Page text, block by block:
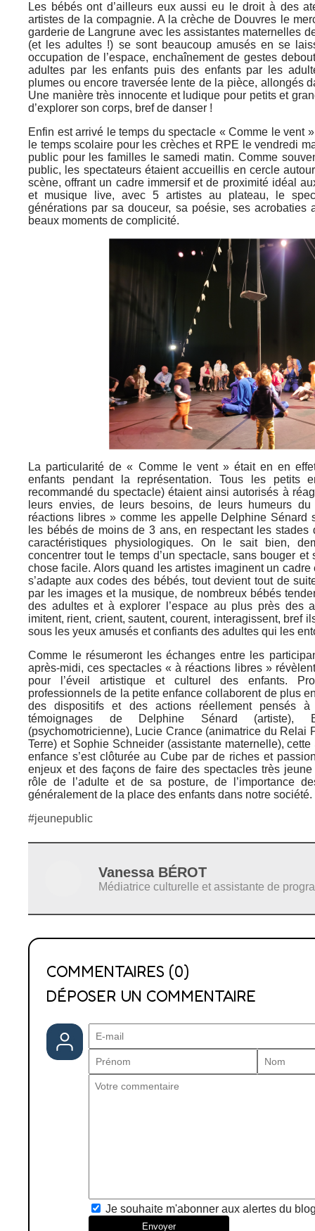
Les bébés ont d’ailleurs eux aussi eu le droit à des
artistes de la compagnie. A la crèche de Douvres le
garderie de Langrune avec les assistantes maternelles
(et les adultes !) se sont beaucoup amusés en se
occupation de l’espace, enchaînement de gestes
adultes par les enfants puis des enfants par les
plumes ou encore traversée lente de la pièce, allongés
Une manière très innocente et ludique pour petits et
d’explorer son corps, bref de danser !
Enfin est arrivé le temps du spectacle « Comme le vent
le temps scolaire pour les crèches et RPE le vendredi
public pour les familles le samedi matin. Comme
public, les spectateurs étaient accueillis en cercle
scène, offrant un cadre immersif et de proximité idéal
et musique live, avec 5 artistes au plateau, le
générations par sa douceur, sa poésie, ses
beaux moments de complicité.
La particularité de « Comme le vent » était en en
enfants pendant la représentation. Tous les
recommandé du spectacle) étaient ainsi autorisés à
leurs envies, de leurs besoins, de leurs humeurs
réactions libres » comme les appelle Delphine Sénard
les bébés de moins de 3 ans, en respectant les
caractéristiques physiologiques. On le sait bien,
concentrer tout le temps d’un spectacle, sans bouger et
chose facile. Alors quand les artistes imaginent un
s’adapte aux codes des bébés, tout devient tout de
par les images et la musique, de nombreux bébés
des adultes et à explorer l’espace au plus près des
imitent, rient, crient, sautent, courent, interagissent, bref
sous les yeux amusés et confiants des adultes qui les
Comme le résumeront les échanges entre les
après-midi, ces spectacles « à réactions libres »
pour l’éveil artistique et culturel des enfants.
professionnels de la petite enfance collaborent de plus
des dispositifs et des actions réellement pensés à
témoignages de Delphine Sénard (artiste),
(psychomotricienne), Lucie Crance (animatrice du
Terre) et Sophie Schneider (assistante maternelle),
enfance s’est clôturée au Cube par de riches et
enjeux et des façons de faire des spectacles très
rôle de l’adulte et de sa posture, de l’importance
généralement de la place des enfants dans notre
#jeunepublic
Vanessa BÉROT
Médiatrice culturelle et assistante de
COMMENTAIRES (0)
DÉPOSER UN COMMENTAIRE
Je souhaite m'abonner aux alertes du
Envoyer